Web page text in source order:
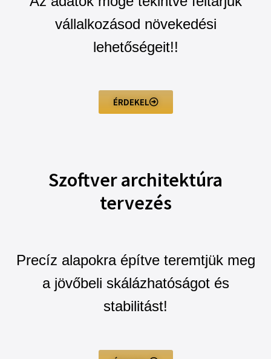
vállalkozásod növekedési
lehetőségeit!!
ÉRDEKEL
Szoftver architektúra
tervezés
Precíz alapokra építve teremtjük meg
a jövőbeli skálázhatóságot és
stabilitást!